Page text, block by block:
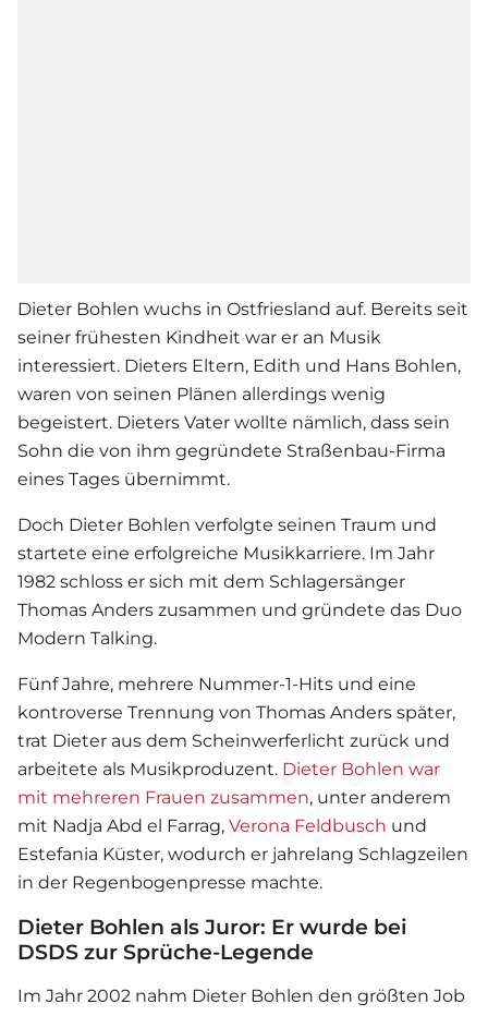
Dieter Bohlen wuchs in Ostfriesland auf. Bereits seit
seiner frühesten Kindheit war er an Musik
interessiert. Dieters Eltern, Edith und Hans Bohlen,
waren von seinen Plänen allerdings wenig
begeistert. Dieters Vater wollte nämlich, dass sein
Sohn die von ihm gegründete Straßenbau-Firma
eines Tages übernimmt.
Doch Dieter Bohlen verfolgte seinen Traum und
startete eine erfolgreiche Musikkarriere. Im Jahr
1982 schloss er sich mit dem Schlagersänger
Thomas Anders zusammen und gründete das Duo
Modern Talking.
Fünf Jahre, mehrere Nummer-1-Hits und eine
kontroverse Trennung von Thomas Anders später,
trat Dieter aus dem Scheinwerferlicht zurück und
arbeitete als Musikproduzent. Dieter Bohlen war
mit mehreren Frauen zusammen, unter anderem
mit Nadja Abd el Farrag, Verona Feldbusch und
Estefania Küster, wodurch er jahrelang Schlagzeilen
in der Regenbogenpresse machte.
Dieter Bohlen als Juror: Er wurde bei
DSDS zur Sprüche-Legende
Im Jahr 2002 nahm Dieter Bohlen den größten Job